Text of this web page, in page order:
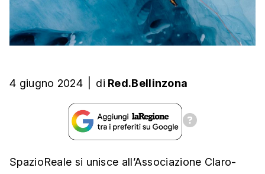
4 giugno 2024 di Red.Bellinzona
SpazioReale si unisce all’Associazione Claro-